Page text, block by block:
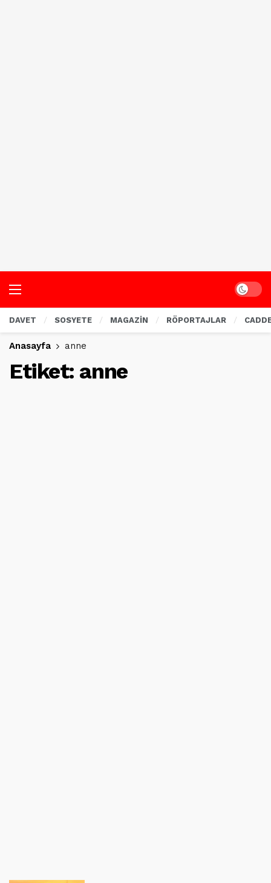
Dark
DAVET SOSYETE MAGAZİN RÖPORTAJLAR
Anasayfa anne
Etiket: anne